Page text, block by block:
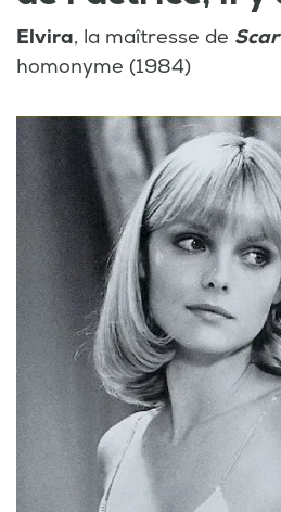
Elvira, la maîtresse de
homonyme (1984)